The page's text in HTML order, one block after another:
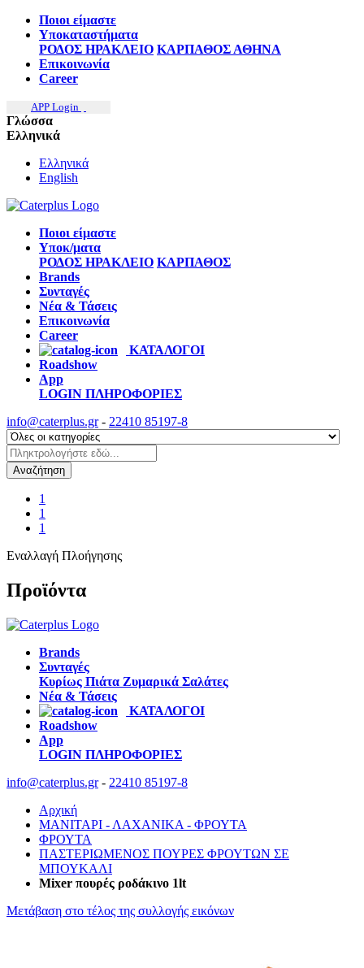
Ποιοι είμαστε
Υποκαταστήματα
ΡΟΔΟΣ ΗΡΑΚΛΕΙΟ ΚΑΡΠΑΘΟΣ ΑΘΗΝΑ
Επικοινωνία
Career
APP Login
Γλώσσα
Ελληνικά
Ελληνικά
English
Ποιοι είμαστε
Υποκ/ματα
ΡΟΔΟΣ ΗΡΑΚΛΕΙΟ ΚΑΡΠΑΘΟΣ
Brands
Συνταγές
Νέα & Τάσεις
Επικοινωνία
Career
ΚΑΤΑΛΟΓΟΙ
Roadshow
App
LOGIN ΠΛΗΡΟΦΟΡΙΕΣ
info@caterplus.gr- 22410 85197-8
Αναζήτηση
1
1
1
Εναλλαγή Πλοήγησης
Προϊόντα
Brands
Συνταγές
Κυρίως Πιάτα Ζυμαρικά Σαλάτες
Νέα & Τάσεις
ΚΑΤΑΛΟΓΟΙ
Roadshow
App
LOGIN ΠΛΗΡΟΦΟΡΙΕΣ
info@caterplus.gr- 22410 85197-8
Αρχική
ΜΑΝΙΤΑΡΙ - ΛΑΧΑΝΙΚΑ - ΦΡΟΥΤΑ
ΦΡΟΥΤΑ
ΠΑΣΤΕΡΙΩΜΕΝΟΣ ΠΟΥΡΕΣ ΦΡΟΥΤΩΝ ΣΕ
ΜΠΟΥΚΑΛΙ
Mixer πουρές ροδάκινο 1lt
Μετάβαση στο τέλος της συλλογής εικόνων